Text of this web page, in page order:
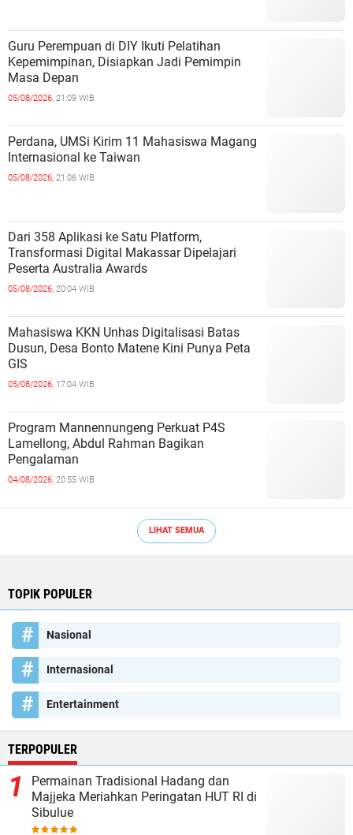
Guru Perempuan di DIY Ikuti Pelatihan
Kepemimpinan, Disiapkan Jadi Pemimpin
Masa Depan
05/08/2026, 21:09 WIB
Perdana, UMSi Kirim 11 Mahasiswa Magang
Internasional ke Taiwan
05/08/2026, 21:06 WIB
Dari 358 Aplikasi ke Satu Platform,
Transformasi Digital Makassar Dipelajari
Peserta Australia Awards
05/08/2026, 20:04 WIB
Mahasiswa KKN Unhas Digitalisasi Batas
Dusun, Desa Bonto Matene Kini Punya Peta
GIS
05/08/2026, 17:04 WIB
Program Mannennungeng Perkuat P4S
Lamellong, Abdul Rahman Bagikan
Pengalaman
04/08/2026, 20:55 WIB
LIHAT SEMUA
TOPIK POPULER
Nasional
Internasional
Entertainment
TERPOPULER
Permainan Tradisional Hadang dan
Majjeka Meriahkan Peringatan HUT RI di
Sibulue